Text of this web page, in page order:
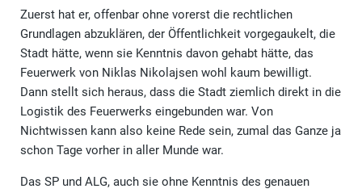
Zuerst hat er, offenbar ohne vorerst die rechtlichen
Grundlagen abzuklären, der Öffentlichkeit vorgegaukelt, die
Stadt hätte, wenn sie Kenntnis davon gehabt hätte, das
Feuerwerk von Niklas Nikolajsen wohl kaum bewilligt.
Dann stellt sich heraus, dass die Stadt ziemlich direkt in die
Logistik des Feuerwerks eingebunden war. Von
Nichtwissen kann also keine Rede sein, zumal das Ganze ja
schon Tage vorher in aller Munde war.
Das SP und ALG, auch sie ohne Kenntnis des genauen